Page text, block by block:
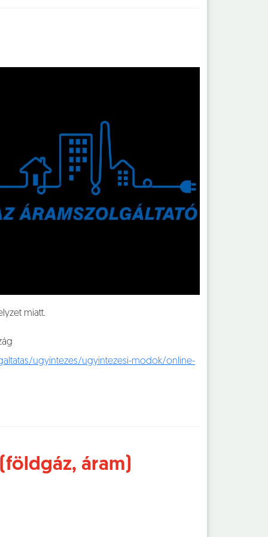
miatt.
ugyintezes/ugyintezesi-modok/online-
áram)